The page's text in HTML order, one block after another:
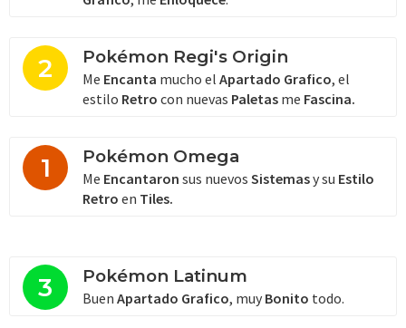
2 Pokémon Regi's Origin
Me Encanta mucho el Apartado Grafico, el
estilo Retro con nuevas Paletas me Fascina.
1 Pokémon Omega
Me Encantaron sus nuevos Sistemasy su Estilo
Retro en Tiles.
3 Pokémon Latinum
Buen Apartado Grafico, muy Bonito todo.